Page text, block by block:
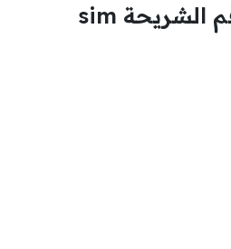
كيفية معرفة رقم الشريحة sim